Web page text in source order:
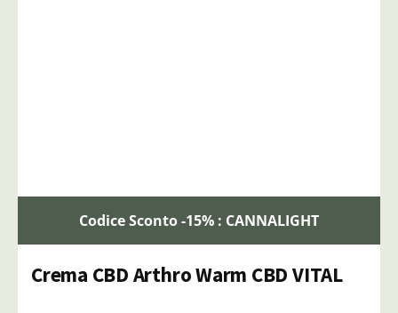
Codice Sconto -15% : CANNALIGHT
Crema CBD Arthro Warm CBD VITAL